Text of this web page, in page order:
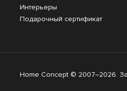
Интерьеры
Подарочный сертификат
Home Concept © 2007–2026.